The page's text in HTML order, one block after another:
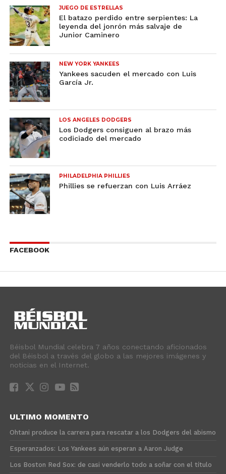
JUEGO DE ESTRELLAS
El batazo perdido entre serpientes: La
leyenda del jonrón más salvaje de
Junior Caminero
NEW YORK YANKEES
Yankees sacuden el mercado con Luis
García Jr.
LOS ANGELES DODGERS
Los Dodgers consiguen al brazo más
codiciado del mercado
PHILADELPHIA PHILLIES
Phillies se refuerzan con Luis Arráez
FACEBOOK
Béisbol Mundial celebra 7 años conectando aficionados
del Béisbol a través del globo a las mejores imágenes y
noticias en el Internet.
ULTIMO MOMENTO
Ohtani produce la carrera para rescatar a los Dodgers del abismo
Esperanzados: Los Yankees aún esperan a Aaron Judge
Los Boston Red Sox: de casi venderlo todo a soñar con el título